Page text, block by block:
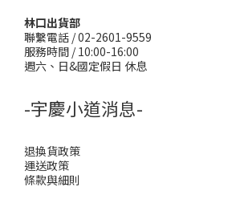
林口出貨部
聯繫電話 / 02-2601-9559
服務時間 / 10:00-16:00
週六、日&國定假日 休息
-宇慶小道消息-
退換貨政策
運送政策
條款與細則